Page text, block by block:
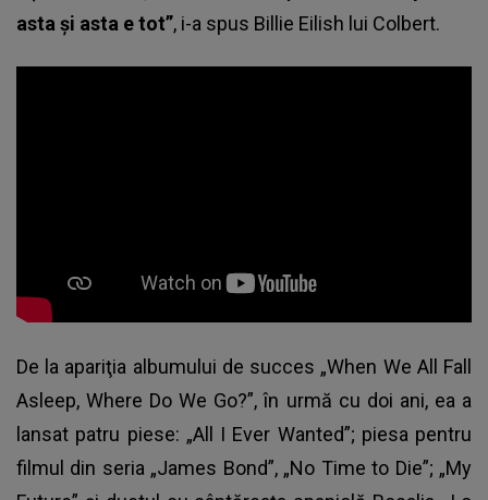
asta şi asta e tot”, i-a spus Billie Eilish lui Colbert.
De la apariţia albumului de succes „When We All Fall
Asleep, Where Do We Go?”, în urmă cu doi ani, ea a
lansat patru piese: „All I Ever Wanted”; piesa pentru
filmul din seria „James Bond”, „No Time to Die”; „My